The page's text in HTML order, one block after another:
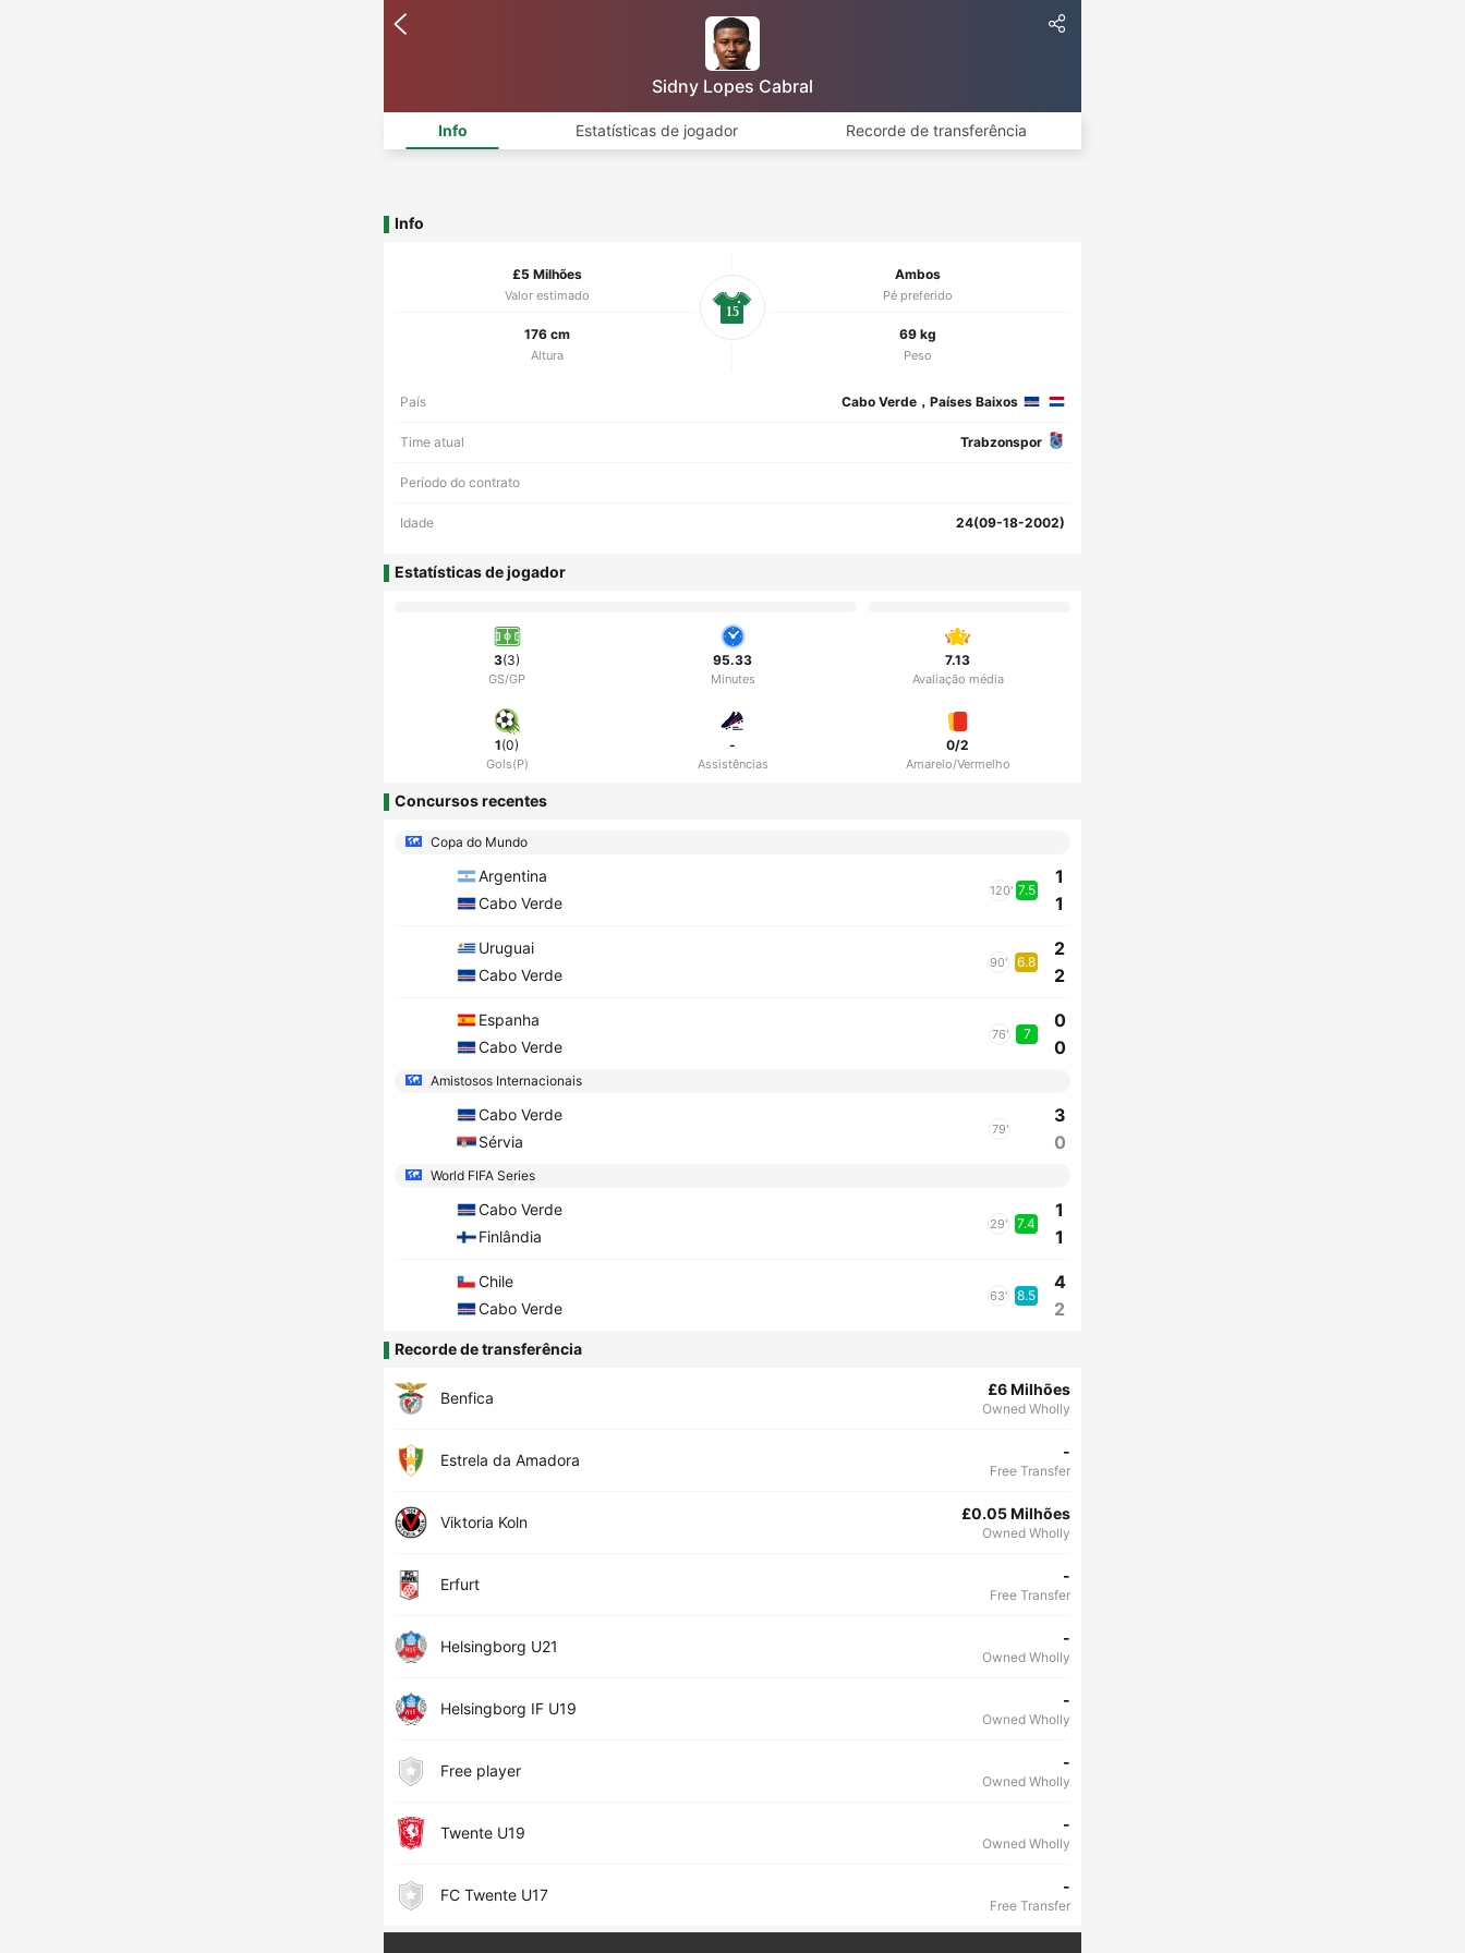
Sidny Lopes Cabral
Info Estatísticas de jogador Recorde de transferência
Info
£5 Milhões
Valor estimado
Ambos
Pé preferido
176 cm
Altura
69 kg
Peso
15
País Cabo Verde，Países Baixos
Time atual Trabzonspor
Período do contrato
Idade 24(09-18-2002)
Estatísticas de jogador
3(3)
GS/GP
95.33
Minutes
7.13
Avaliação média
1(0)
Gols(P)
-
Assistências
0/2
Amarelo/Vermelho
Concursos recentes
Copa do Mundo
Argentina
Cabo Verde
120' 7.5
1
1
Uruguai
Cabo Verde
90' 6.8
2
2
Espanha
Cabo Verde
76' 7
0
0
Amistosos Internacionais
Cabo Verde
Sérvia
79'
3
0
World FIFA Series
Cabo Verde
Finlândia
29' 7.4
1
1
Chile
Cabo Verde
63' 8.5
4
2
Recorde de transferência
Benfica £6 Milhões
Owned Wholly
Estrela da Amadora -
Free Transfer
Viktoria Koln £0.05 Milhões
Owned Wholly
Erfurt -
Free Transfer
Helsingborg U21 -
Owned Wholly
Helsingborg IF U19 -
Owned Wholly
Free player -
Owned Wholly
Twente U19 -
Owned Wholly
FC Twente U17 -
Free Transfer